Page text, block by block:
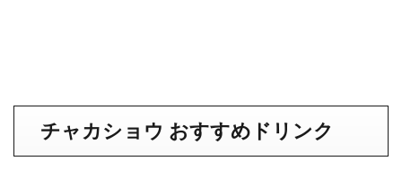
チャカショウ おすすめドリンク